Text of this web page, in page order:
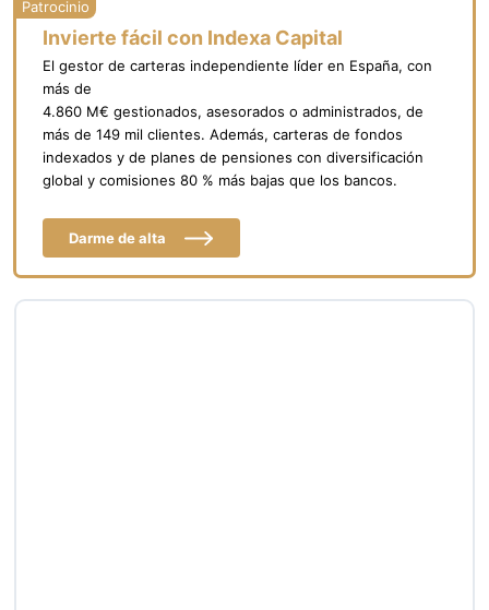
Invierte fácil con Indexa Capital
El gestor de carteras independiente líder en España, con
más de
4.860 M€ gestionados, asesorados o administrados, de
más de 149 mil clientes. Además, carteras de fondos
indexados y de planes de pensiones con diversificación
global y comisiones 80 % más bajas que los bancos.
Darme de alta